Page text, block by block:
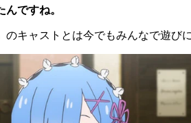
ですね。
キャストとは今でもみんなで遊び